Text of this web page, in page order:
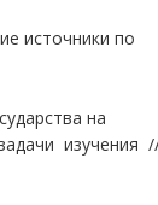
источники по
на
изучения